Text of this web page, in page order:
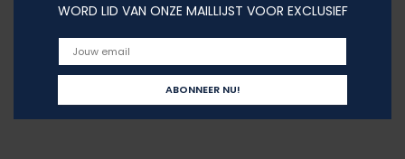
WORD LID VAN ONZE MAILLIJST VOOR EXCLUSIEF